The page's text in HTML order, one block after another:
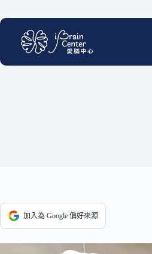
至
內
加入為 Google 偏好來源